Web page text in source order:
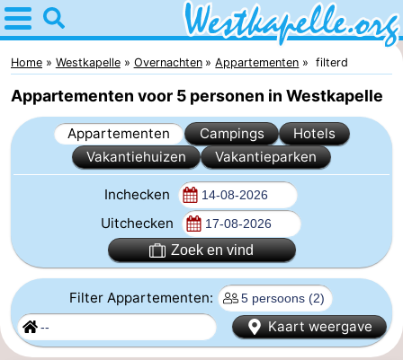
Home
Westkapelle
Tips
Voor
Appartementen
Duinweg
-
Résidence
Campings
Home Westkapelle Overnachten Appartementen filterd
Appartementen voor 5 personen in Westkapelle
Appartementen Campings
Hotels
Vakantiehuizen
Vakantieparken
Inchecken
Uitchecken
Zoek en vind
Filter Appartementen:
Kaart weergave